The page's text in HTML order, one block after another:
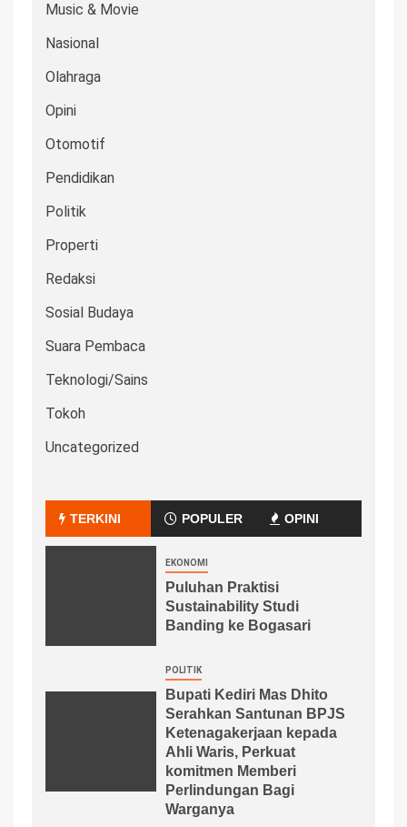
Music & Movie
Nasional
Olahraga
Opini
Otomotif
Pendidikan
Politik
Properti
Redaksi
Sosial Budaya
Suara Pembaca
Teknologi/Sains
Tokoh
Uncategorized
TERKINI POPULER OPINI
EKONOMI
Puluhan Praktisi
Sustainability Studi
Banding ke Bogasari
POLITIK
Bupati Kediri Mas Dhito
Serahkan Santunan BPJS
Ketenagakerjaan kepada
Ahli Waris, Perkuat
komitmen Memberi
Perlindungan Bagi
Warganya